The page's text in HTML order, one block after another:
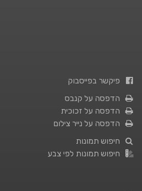
פיקשר בפייסבוק
הדפסה על קנבס
הדפסה על זכוכית
הדפסה על נייר צילום
חיפוש תמונות
חיפוש תמונות לפי צבע